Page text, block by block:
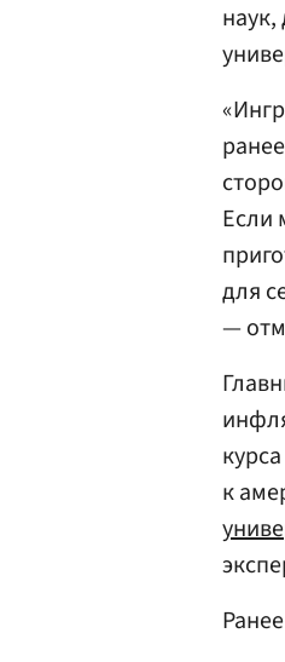
Если
для
—
к